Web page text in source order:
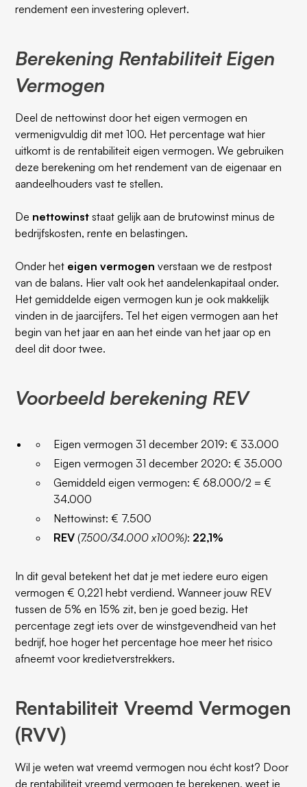
rendement een investering oplevert.
Berekening Rentabiliteit Eigen
Vermogen
Deel de nettowinst door het eigen vermogen en
vermenigvuldig dit met 100. Het percentage wat hier
uitkomt is de rentabiliteit eigen vermogen. We gebruiken
deze berekening om het rendement van de eigenaar en
aandeelhouders vast te stellen.
De nettowinststaat gelijk aan de brutowinst minus de
bedrijfskosten, rente en belastingen.
Onder het eigen vermogen verstaan we de restpost
van de balans. Hier valt ook het aandelenkapitaal onder.
Het gemiddelde eigen vermogen kun je ook makkelijk
vinden in de jaarcijfers. Tel het eigen vermogen aan het
begin van het jaar en aan het einde van het jaar op en
deel dit door twee.
Voorbeeld berekening REV
Eigen vermogen 31 december 2019: € 33.000
Eigen vermogen 31 december 2020: € 35.000
Gemiddeld eigen vermogen: € 68.000/2 = €
34.000
Nettowinst: € 7.500
REV(7.500/34.000 x100%): 22,1%
In dit geval betekent het dat je met iedere euro eigen
vermogen € 0,221 hebt verdiend. Wanneer jouw REV
tussen de 5% en 15% zit, ben je goed bezig. Het
percentage zegt iets over de winstgevendheid van het
bedrijf, hoe hoger het percentage hoe meer het risico
afneemt voor kredietverstrekkers.
Rentabiliteit Vreemd Vermogen
(RVV)
Wil je weten wat vreemd vermogen nou écht kost? Door
de rentabiliteit vreemd vermogen te berekenen, weet je